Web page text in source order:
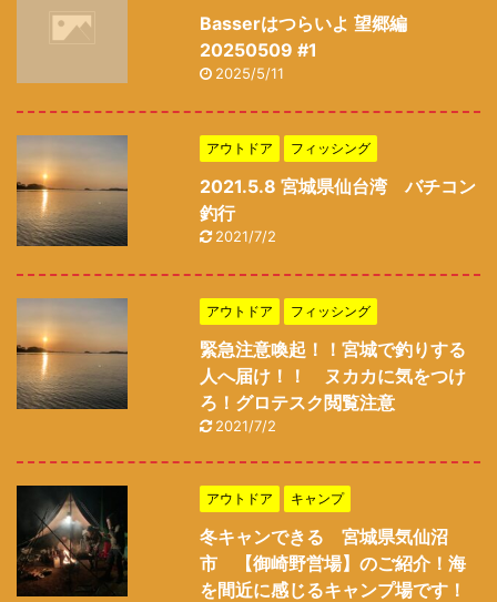
Basserはつらいよ 望郷編
20250509 #1
2025/5/11
アウトドア フィッシング
2021.5.8 宮城県仙台湾 バチコン
釣行
2021/7/2
アウトドア フィッシング
緊急注意喚起！！宮城で釣りする
人へ届け！！ ヌカカに気をつけ
ろ！グロテスク閲覧注意
2021/7/2
アウトドア キャンプ
冬キャンできる 宮城県気仙沼
市 【御崎野営場】のご紹介！海
を間近に感じるキャンプ場です！